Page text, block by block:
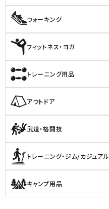
ウォーキング
フィットネス・ヨガ
トレーニング用品
アウトドア
武道・格闘技
トレーニング・ジム/カジュアル
キャンプ用品